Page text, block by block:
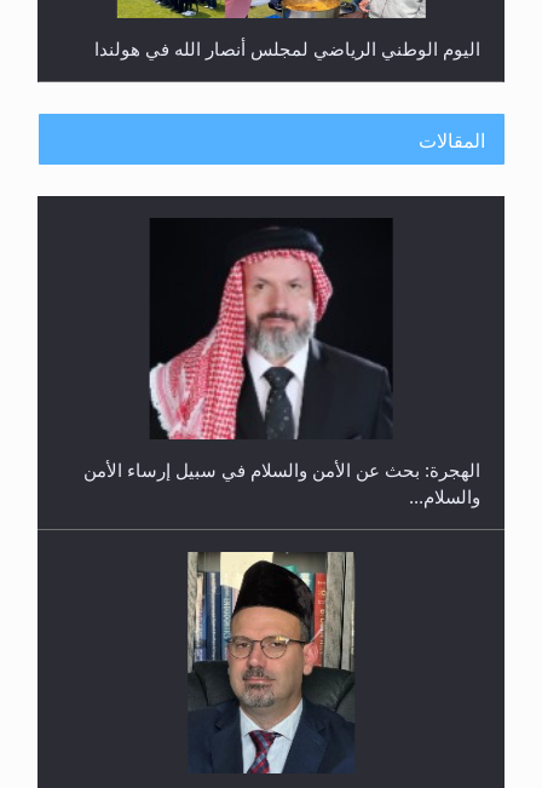
اليوم الوطني الرياضي لمجلس أنصار الله في هولندا
إتمام حفظ القرآن الكريم لثلاثة طلاب من مدرسة الحفظ
حفل توزيع الشهادات في الجامعة الأحمدية بنيجيريا لعام
المقالات
الهجرة: بحث عن الأمن والسلام في سبيل إرساء الأمن
والسلام...